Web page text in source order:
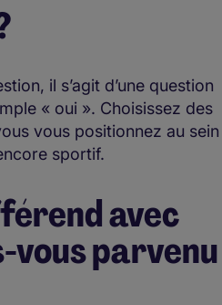
il s’agit d’une question
« oui ». Choisissez des
vous positionnez au sein
sportif.
avec
parvenu